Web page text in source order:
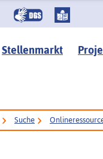
Stellenmarkt
Suche